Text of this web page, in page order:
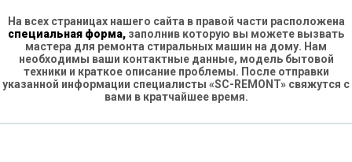
На всех страницах нашего сайта в правой части расположена
специальная форма, заполнив которую вы можете вызвать
мастера для ремонта стиральных машин на дому. Нам
необходимы ваши контактные данные, модель бытовой
техники и краткое описание проблемы. После отправки
указанной информации специалисты «SC-REMONT» свяжутся с
вами в кратчайшее время.